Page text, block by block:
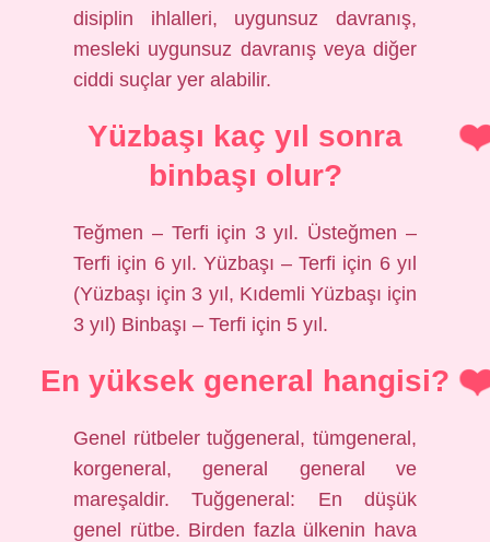
disiplin ihlalleri, uygunsuz davranış,
mesleki uygunsuz davranış veya diğer
ciddi suçlar yer alabilir.
Yüzbaşı kaç yıl sonra
binbaşı olur?
Teğmen – Terfi için 3 yıl. Üsteğmen –
Terfi için 6 yıl. Yüzbaşı – Terfi için 6 yıl
(Yüzbaşı için 3 yıl, Kıdemli Yüzbaşı için
3 yıl) Binbaşı – Terfi için 5 yıl.
En yüksek general hangisi?
Genel rütbeler tuğgeneral, tümgeneral,
korgeneral, general general ve
mareşaldir. Tuğgeneral: En düşük
genel rütbe. Birden fazla ülkenin hava